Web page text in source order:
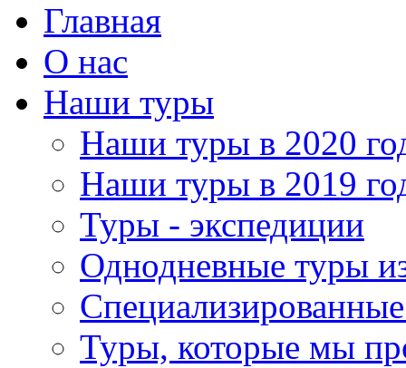
Главная
О нас
Наши туры
Наши туры в 2020
Наши туры в 2019
Туры - экспедиции
Однодневные туры
Туры, которые мы